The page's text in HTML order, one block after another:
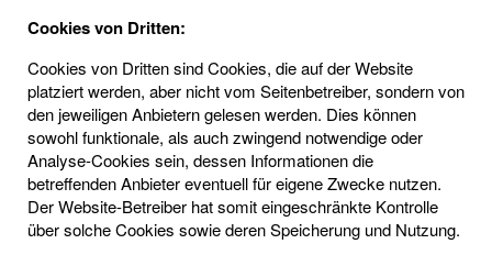
Cookies von Dritten:
Cookies von Dritten sind Cookies, die auf der Website
platziert werden, aber nicht vom Seitenbetreiber, sondern von
den jeweiligen Anbietern gelesen werden. Dies können
sowohl funktionale, als auch zwingend notwendige oder
Analyse-Cookies sein, dessen Informationen die
betreffenden Anbieter eventuell für eigene Zwecke nutzen.
Der Website-Betreiber hat somit eingeschränkte Kontrolle
über solche Cookies sowie deren Speicherung und Nutzung.